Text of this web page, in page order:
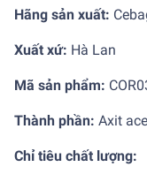
Hãng sản xuất:
Xuất xứ: Hà Lan
Mã sản phẩm:
Thành phần: Axit
Chỉ tiêu chất lượng: